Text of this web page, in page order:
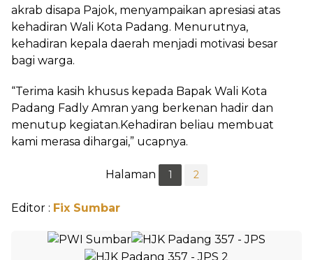
akrab disapa Pajok, menyampaikan apresiasi atas
kehadiran Wali Kota Padang. Menurutnya,
kehadiran kepala daerah menjadi motivasi besar
bagi warga.
“Terima kasih khusus kepada Bapak Wali Kota
Padang Fadly Amran yang berkenan hadir dan
menutup kegiatan.Kehadiran beliau membuat
kami merasa dihargai,” ucapnya.
Halaman 1 2
Editor : Fix Sumbar